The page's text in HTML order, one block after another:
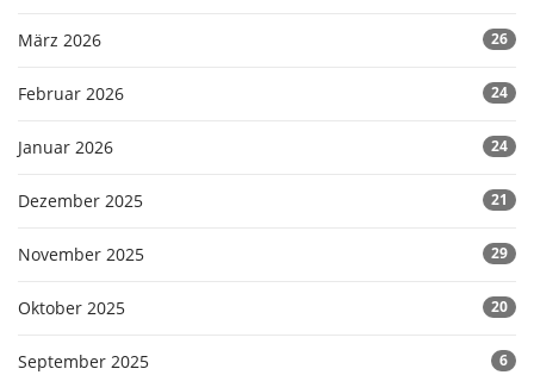
März 2026 26
Februar 2026 24
Januar 2026 24
Dezember 2025 21
November 2025 29
Oktober 2025 20
September 2025 6